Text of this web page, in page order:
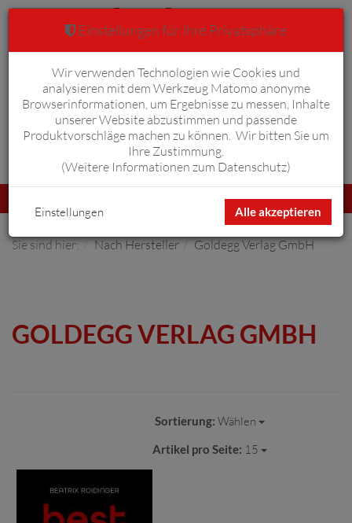
Anmelden Warenkorb 0
umschalten
Sie sind hier: Nach Hersteller Goldegg Verlag GmbH
GOLDEGG VERLAG GMBH
Sortierung: Wählen
Artikel pro Seite: 15
Einstellungen für Ihre Privatsphäre
Wir verwenden Technologien wie Cookies und
analysieren mit dem Werkzeug Matomo anonyme
Browserinformationen, um Ergebnisse zu messen, Inhalte
unserer Website abzustimmen und passende
Produktvorschläge machen zu können. Wir bitten Sie um
Ihre Zustimmung.
(Weitere Informationen zum Datenschutz)
Alle akzeptieren
Einstellungen